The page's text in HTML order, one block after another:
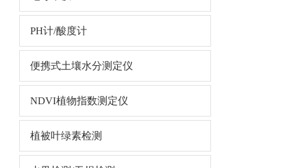
PH计/酸度计
便携式土壤水分测定仪
NDVI植物指数测定仪
植被叶绿素检测